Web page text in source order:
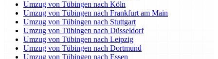
Umzug von Tübingen nach Köln
Umzug von Tübingen nach Frankfurt am Main
Umzug von Tübingen nach Stuttgart
Umzug von Tübingen nach Düsseldorf
Umzug von Tübingen nach Leipzig
Umzug von Tübingen nach Dortmund
Umzug von Tübingen nach Essen